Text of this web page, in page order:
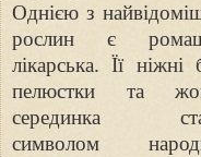
Однією з
рослин є
лікарська. Її ніжні
пелюстки та
серединка
символом